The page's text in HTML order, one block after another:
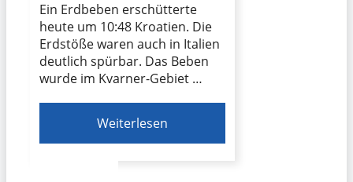
Ein Erdbeben erschütterte
heute um 10:48 Kroatien. Die
Erdstöße waren auch in Italien
deutlich spürbar. Das Beben
wurde im Kvarner-Gebiet …
Weiterlesen